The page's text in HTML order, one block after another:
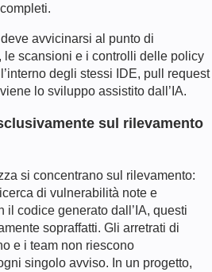
avvicinarsi al punto di
le scansioni e i controlli delle policy
degli stessi IDE, pull request
lo sviluppo assistito dall’IA.
sul rilevamento
si concentrano sul rilevamento:
di vulnerabilità note e
il codice generato dall’IA, questi
sopraffatti. Gli arretrati di
e i team non riescono
singolo avviso. In un progetto,